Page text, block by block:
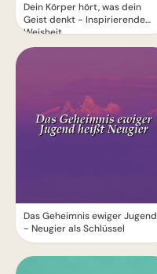
Dein Körper hört, was dein
Geist denkt - Inspirierende
Weisheit
Das Geheimnis ewiger Jugend
- Neugier als Schlüssel